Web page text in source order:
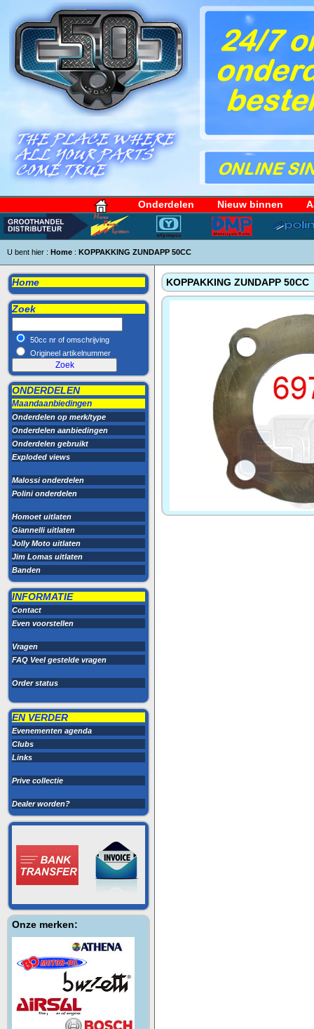
Onderdelen Nieuw binnen
U bent hier : Home : KOPPAKKING ZUNDAPP 50CC
Home
Zoek
50cc nr of omschrijving
Origineel artikelnummer
ONDERDELEN
Maandaanbiedingen
Onderdelen op merk/type
Onderdelen aanbiedingen
Onderdelen gebruikt
Exploded views
Malossi onderdelen
Polini onderdelen
Homoet uitlaten
Giannelli uitlaten
Jolly Moto uitlaten
Jim Lomas uitlaten
Banden
INFORMATIE
Contact
Even voorstellen
Vragen
FAQ Veel gestelde vragen
Order status
EN VERDER
Evenementen agenda
Clubs
Links
Prive collectie
Dealer worden?
Onze merken:
KOPPAKKING ZUNDAPP 50CC